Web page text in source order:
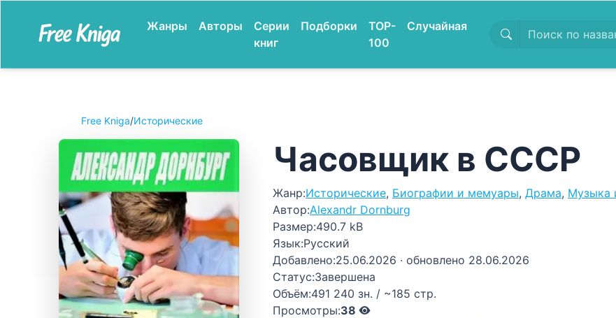
Жанры Авторы
Серии
книг
Подборки
TOP-
100
Случайная
Free Kniga/Исторические
Часовщик в СССР
Жанр:Исторические, Биографии и мемуары, Драма, Музыка
Автор:Alexandr Dornburg
Размер:490.7 kB
Язык:Русский
Добавлено:25.06.2026 · обновлено 28.06.2026
Статус:Завершена
Объём:491 240 зн. / ~185 стр.
Просмотры:38